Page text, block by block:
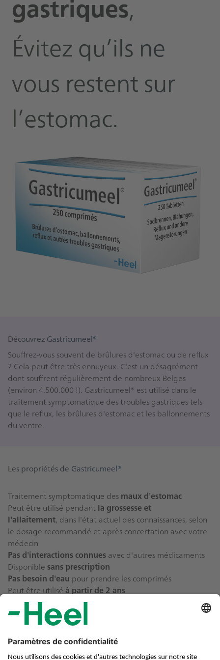
gastriques,
Évitez qu’ils ne
vous restent sur
l’estomac.
Découvrez Gastricumeel®
Souffrez-vous souvent de brûlures d'estomac ou de reflux
? Cela peut être très ennuyeux. C'est un désagrément
dont souffrent régulièrement de nombreux Belges
(environ 4.500.000 !). Gastricumeel® est utilisé dans le
traitement symptomatique des troubles gastriques tels
que le reflux, les brûlures d'estomac et les ballonnements
du ventre.
Les propriétés de Gastricumeel®
Traitement symptomatique des maux d'estomac
Peut être utilisé pendant la grossesse et
l'allaitement, dans l'état actuel des connaissances, selon
le dosage recommandé et après concertation avec votre
médecin
Pas d'interactions connues avec d'autres médicaments
Disponible sans prescription
Pas besoin d'eau pour prendre les comprimés
Peut être utilisé à partir de 2 ans
Découvrez Gastricumeel®